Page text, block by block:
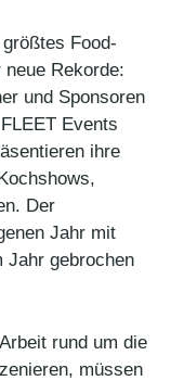
Food-
Rekorde:
und Sponsoren
Events
ihre
Der
Jahr mit
Jahr gebrochen
rund um die
müssen